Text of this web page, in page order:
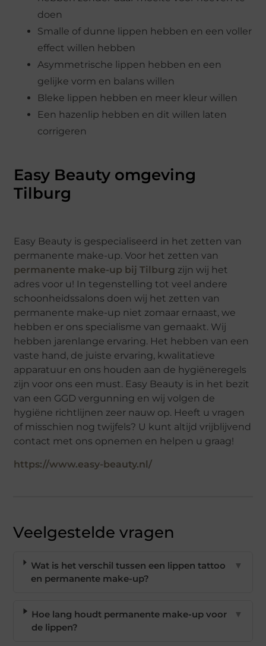
doen
Smalle of dunne lippen hebben en een voller
effect willen hebben
Asymmetrische lippen hebben en een
gelijke vorm en balans willen
Bleke lippen hebben en meer kleur willen
Een hazenlip hebben en dit willen laten
corrigeren
Easy Beauty omgeving
Tilburg
Easy Beauty is gespecialiseerd in het zetten van
permanente make-up. Voor het zetten van
permanente make-up bij Tilburg zijn wij het
adres voor u! In tegenstelling tot veel andere
schoonheidssalons doen wij het zetten van
permanente make-up niet zomaar ernaast, we
hebben er ons specialisme van gemaakt. Wij
hebben jarenlange ervaring. Het hebben van een
vaste hand, de juiste ervaring, kwalitatieve
apparatuur en ons houden aan de hygiëneregels
zijn voor ons een must. Easy Beauty is in het bezit
van een GGD vergunning en wij volgen de
hygiëne richtlijnen zeer nauw op. Heeft u vragen
of misschien nog twijfels? U kunt altijd vrijblijvend
contact met ons opnemen en helpen u graag!
https://www.easy-beauty.nl/
Veelgestelde vragen
Wat is het verschil tussen een lippen tattoo
en permanente make-up?
▼
Hoe lang houdt permanente make-up voor
de lippen?
▼